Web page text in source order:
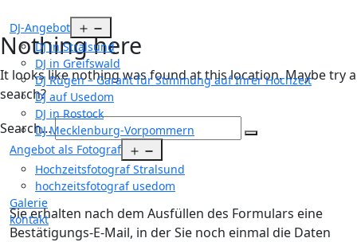
DJ-Angebot
menu
DJ in Stralsund
DJ in Greifswald
DJ Rügen – Garant für Stimmung auf Ihrer Hochzeit
DJ auf Usedom
DJ in Rostock
DJ Mecklenburg-Vorpommern
Angebot als Fotograf
menu
Hochzeitsfotograf Stralsund
hochzeitsfotograf usedom
Galerie
kontakt
Nothing here
It looks like nothing was found at this location. Maybe try a
search?
Search…
Sie erhalten nach dem Ausfüllen des Formulars eine
Bestätigungs-E-Mail, in der Sie noch einmal die Daten